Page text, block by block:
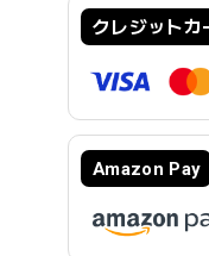
クレジットカ
Amazon Pay